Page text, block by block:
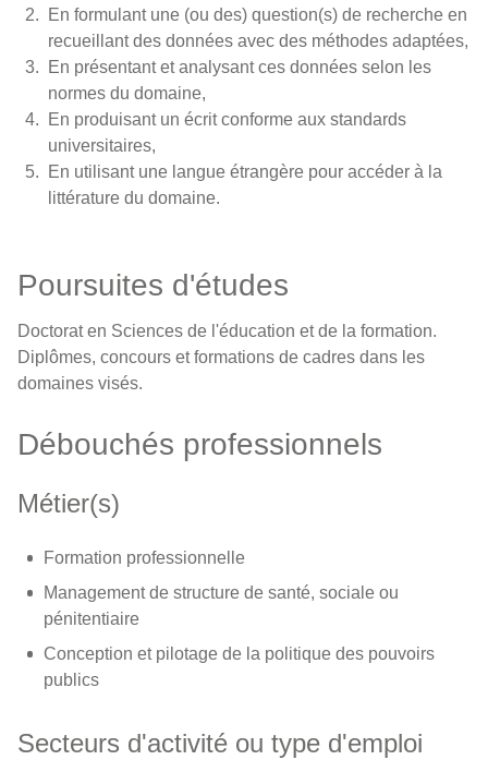
En formulant une (ou des) question(s) de recherche en
recueillant des données avec des méthodes adaptées,
En présentant et analysant ces données selon les
normes du domaine,
En produisant un écrit conforme aux standards
universitaires,
En utilisant une langue étrangère pour accéder à la
littérature du domaine.
Poursuites d'études
Doctorat en Sciences de l'éducation et de la formation.
Diplômes, concours et formations de cadres dans les
domaines visés.
Débouchés professionnels
Métier(s)
Formation professionnelle
Management de structure de santé, sociale ou
pénitentiaire
Conception et pilotage de la politique des pouvoirs
publics
Secteurs d'activité ou type d'emploi